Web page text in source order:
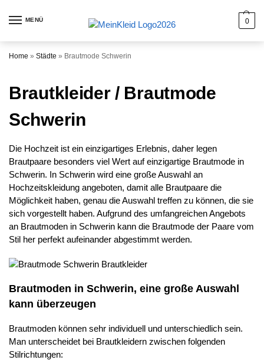
MENÜ 0
Home » Städte » Brautmode Schwerin
Brautkleider / Brautmode
Schwerin
Die Hochzeit ist ein einzigartiges Erlebnis, daher legen
Brautpaare besonders viel Wert auf einzigartige Brautmode in
Schwerin. In Schwerin wird eine große Auswahl an
Hochzeitskleidung angeboten, damit alle Brautpaare die
Möglichkeit haben, genau die Auswahl treffen zu können, die sie
sich vorgestellt haben. Aufgrund des umfangreichen Angebots
an Brautmoden in Schwerin kann die Brautmode der Paare vom
Stil her perfekt aufeinander abgestimmt werden.
Brautmoden in Schwerin, eine große Auswahl
kann überzeugen
Brautmoden können sehr individuell und unterschiedlich sein.
Man unterscheidet bei Brautkleidern zwischen folgenden
Stilrichtungen: